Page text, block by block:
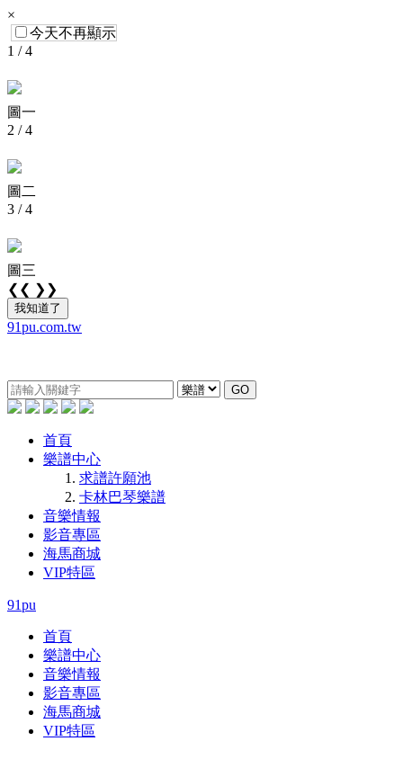
×
今天不再顯示
1 / 4
圖一
2 / 4
圖二
3 / 4
圖三
❮❮ ❯❯
我知道了
91pu.com.tw
GO
首頁
樂譜中心
求譜許願池
卡林巴琴樂譜
音樂情報
影音專區
海馬商城
VIP特區
91pu
首頁
樂譜中心
音樂情報
影音專區
海馬商城
VIP特區